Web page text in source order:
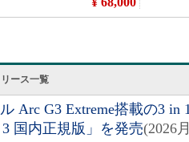
ース一覧
Arc G3 Extreme搭載の3 in
3 国内正規版」を発売(2026